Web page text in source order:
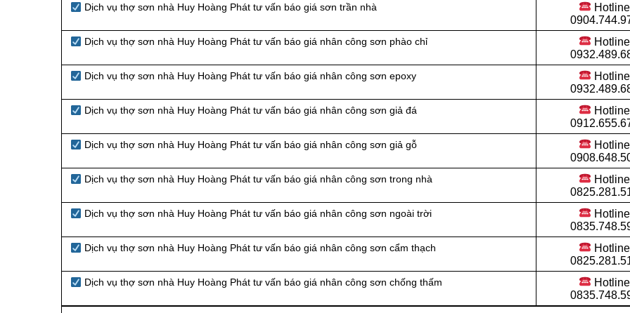
Dịch vụ thợ sơn nhà Huy Hoàng Phát tư vấn báo giá sơn trần nhà
Hotline
Dịch vụ thợ sơn nhà Huy Hoàng Phát tư vấn báo giá nhân công sơn phào chỉ
Hotline
Dịch vụ thợ sơn nhà Huy Hoàng Phát tư vấn báo giá nhân công sơn epoxy
Hotline
Dịch vụ thợ sơn nhà Huy Hoàng Phát tư vấn báo giá nhân công sơn giả đá
Hotline
Dịch vụ thợ sơn nhà Huy Hoàng Phát tư vấn báo giá nhân công sơn giả gỗ
Hotline
Dịch vụ thợ sơn nhà Huy Hoàng Phát tư vấn báo giá nhân công sơn trong nhà
Hotline
Dịch vụ thợ sơn nhà Huy Hoàng Phát tư vấn báo giá nhân công sơn ngoài trời
Hotline
Dịch vụ thợ sơn nhà Huy Hoàng Phát tư vấn báo giá nhân công sơn cẩm thạch
Hotline
Dịch vụ thợ sơn nhà Huy Hoàng Phát tư vấn báo giá nhân công sơn chống thấm
Hotline